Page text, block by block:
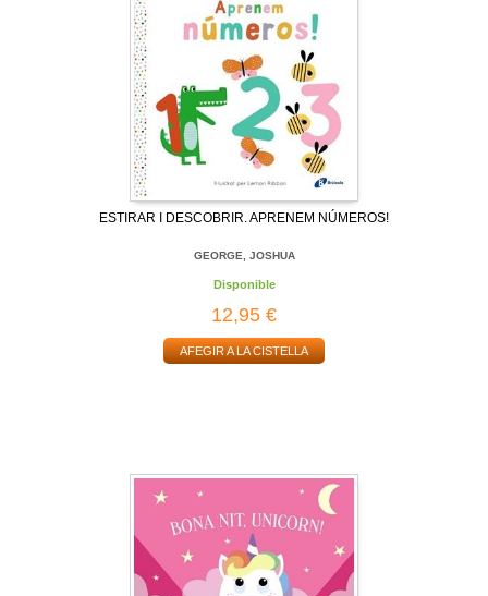
ESTIRAR I DESCOBRIR. APRENEM NÚMEROS!
GEORGE, JOSHUA
Disponible
12,95 €
AFEGIR A LA CISTELLA